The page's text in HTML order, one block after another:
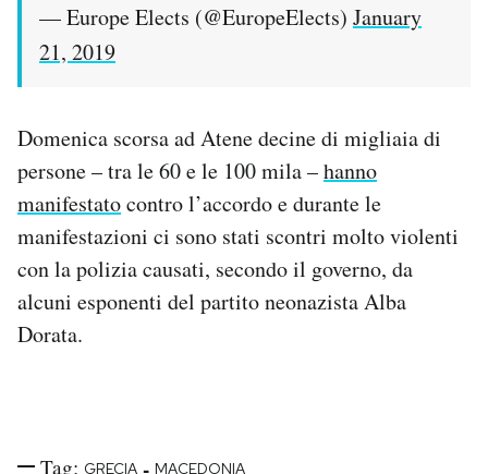
— Europe Elects (@EuropeElects) January
21, 2019
Domenica scorsa ad Atene decine di migliaia di
persone – tra le 60 e le 100 mila –hanno
manifestatocontro l’accordo e durante le
manifestazioni ci sono stati scontri molto violenti
con la polizia causati, secondo il governo, da
alcuni esponenti del partito neonazista Alba
Dorata.
Tag: GRECIA MACEDONIA